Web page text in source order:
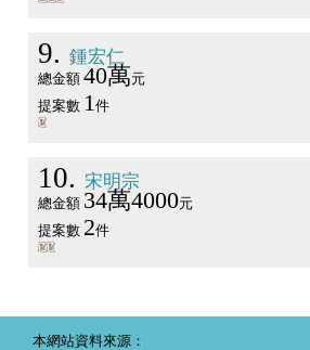
9 鍾宏仁
總金額 40萬元
提案數 1件
10 宋明宗
總金額 34萬4000元
提案數 2件
本網站資料來源：